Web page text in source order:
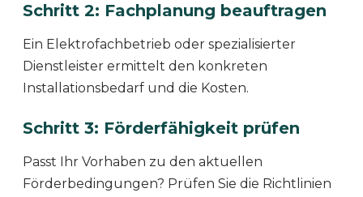
Schritt 2: Fachplanung beauftragen
Ein Elektrofachbetrieb oder spezialisierter
Dienstleister ermittelt den konkreten
Installationsbedarf und die Kosten.
Schritt 3: Förderfähigkeit prüfen
Passt Ihr Vorhaben zu den aktuellen
Förderbedingungen? Prüfen Sie die Richtlinien